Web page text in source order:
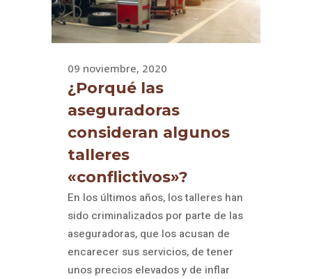
09 noviembre, 2020
¿Porqué las
aseguradoras
consideran algunos
talleres
«conflictivos»?
En los últimos años, los talleres han
sido criminalizados por parte de las
aseguradoras, que los acusan de
encarecer sus servicios, de tener
unos precios elevados y de inflar